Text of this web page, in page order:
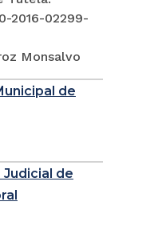
2016-02299-
Monsalvo
de
de